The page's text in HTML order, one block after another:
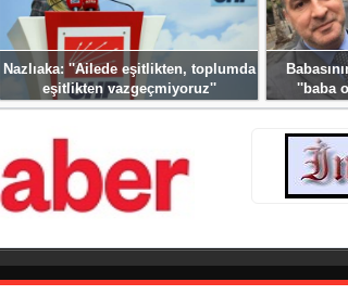
Nazlıaka: ''Ailede eşitlikten, toplumda
eşitlikten vazgeçmiyoruz''
''baba